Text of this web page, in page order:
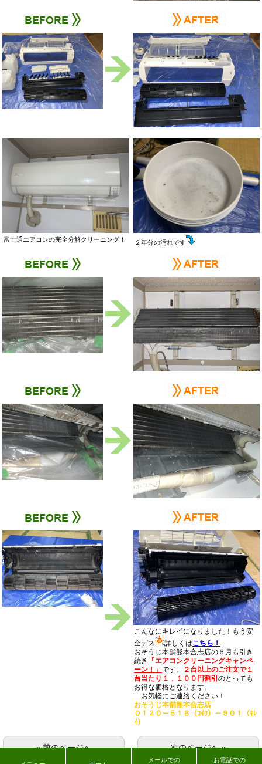
富士通エアコンの完全分解クリーニング！ ２年分の汚れです
こんなにキレイになりました！もう安
全デス
詳しくはこちら！
おそうじ本舗熊本合志店の６月も引き
続き
「エアコンクリーニングキャンペ
ーン！」 です。
２台以上のご注文で１
台当たり１，１００円割引 のとっても
お得な価格となります。
お気軽にご連絡ください！
おそうじ本舗熊本合志店
０１２０－５１８（ｺｲﾜ）－９０１（ｷﾚ
ｲ）
次のページへ »
« 前のページへ
メールでの お電話での